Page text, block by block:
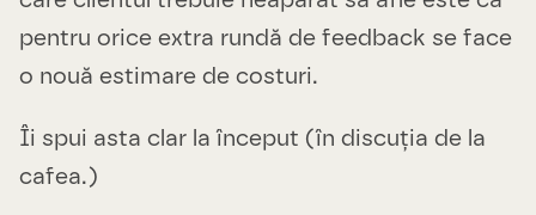
pentru orice extra rundă de feedback se face
o nouă estimare de costuri.
Îi spui asta clar la început (în discuția de la
cafea.)